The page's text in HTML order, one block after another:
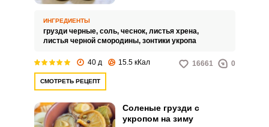
так как он перебивает вкус
грибов, но есть и любители
чесночных солений.
ИНГРЕДИЕНТЫ
грузди черные, соль, чеснок, листья хрена,
листья черной смородины, зонтики укропа
40 д 15.5 кКал 16661 0
СМОТРЕТЬ РЕЦЕПТ
Соленые грузди с
укропом на зиму